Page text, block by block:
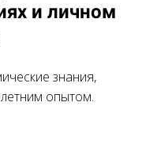
и личном
знания,
опытом.